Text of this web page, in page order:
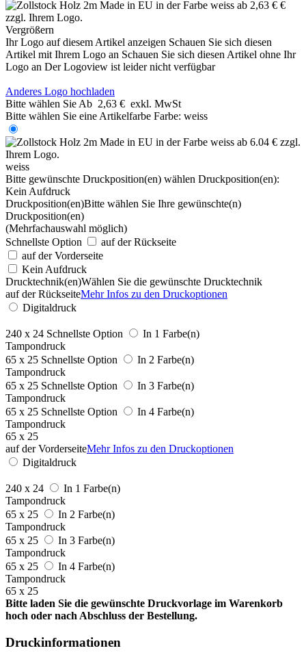
Vergrößern
Ihr Logo auf diesem Artikel anzeigen Schauen Sie sich diesen
Artikel mit Ihrem Logo an Schauen Sie sich diesen Artikel ohne Ihr
Logo an Der Logoview ist leider nicht verfügbar
Anderes Logo hochladen
Bitte wählen Sie Ab 2,63 € exkl. MwSt
Bitte wählen Sie eine Artikelfarbe Farbe: weiss
weiss
Bitte gewünschte Druckposition(en) wählen Druckposition(en):
Kein Aufdruck
Druckposition(en)Bitte wählen Sie Ihre gewünschte(n)
Druckposition(en)
(Mehrfachauswahl möglich)
Schnellste Option
auf der Rückseite
auf der Vorderseite
Kein Aufdruck
Drucktechnik(en)Wählen Sie die gewünschte Drucktechnik
auf der RückseiteMehr Infos zu den Druckoptionen
Digitaldruck
240 x 24 Schnellste Option
In 1 Farbe(n)
Tampondruck
65 x 25 Schnellste Option
In 2 Farbe(n)
Tampondruck
65 x 25 Schnellste Option
In 3 Farbe(n)
Tampondruck
65 x 25 Schnellste Option
In 4 Farbe(n)
Tampondruck
65 x 25
auf der VorderseiteMehr Infos zu den Druckoptionen
Digitaldruck
240 x 24
In 1 Farbe(n)
Tampondruck
65 x 25
In 2 Farbe(n)
Tampondruck
65 x 25
In 3 Farbe(n)
Tampondruck
65 x 25
In 4 Farbe(n)
Tampondruck
65 x 25
Bitte laden Sie die gewünschte Druckvorlage im Warenkorb
hoch oder nach Abschluss der Bestellung.
Druckinformationen